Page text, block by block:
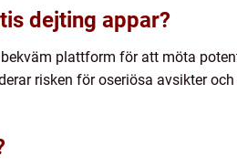
dejting appar?
plattform för att möta
risken för oseriösa avsikter